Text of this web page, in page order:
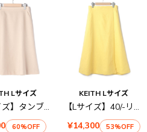
Lサイズ
【Lサイズ】タンブラーオックススカート
60%OFF
KEITH Lサイズ
【Lサイズ】40/-リネンスカート
¥14,300
53%OFF